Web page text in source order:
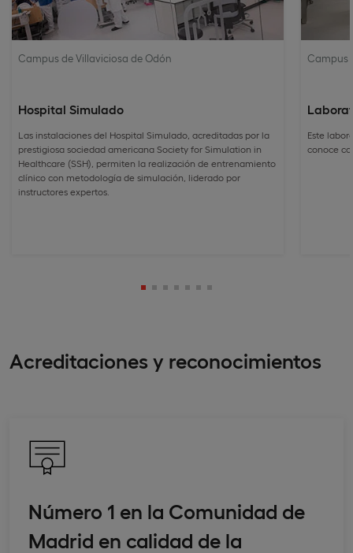
Campus de Villaviciosa de Odón
Hospital Simulado
Las instalaciones del Hospital Simulado, acreditadas por la
prestigiosa sociedad americana Society for Simulation in
Healthcare (SSH), permiten la realización de entrenamiento
clínico con metodología de simulación, liderado por
instructores expertos.
Campus
Este
conoce
Acreditaciones y reconocimientos
Número 1 en la Comunidad de
Madrid en calidad de la